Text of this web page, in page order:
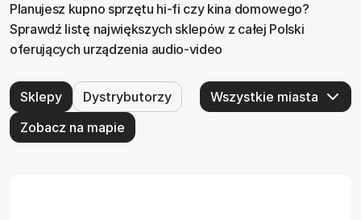
Planujesz kupno sprzętu hi-fi czy kina domowego?
Sprawdź listę największych sklepów z całej Polski
oferujących urządzenia audio-video
Sklepy
Dystrybutorzy
Zobacz na mapie